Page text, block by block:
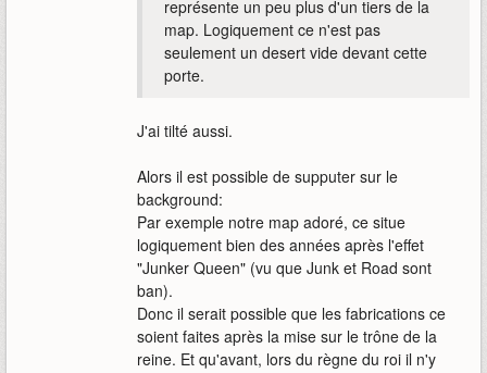
représente un peu plus d'un tiers de la
map. Logiquement ce n'est pas
seulement un desert vide devant cette
porte.
J'ai tilté aussi.
Alors il est possible de supputer sur le
background:
Par exemple notre map adoré, ce situe
logiquement bien des années après l'effet
"Junker Queen" (vu que Junk et Road sont
ban).
Donc il serait possible que les fabrications ce
soient faites après la mise sur le trône de la
reine. Et qu'avant, lors du règne du roi il n'y